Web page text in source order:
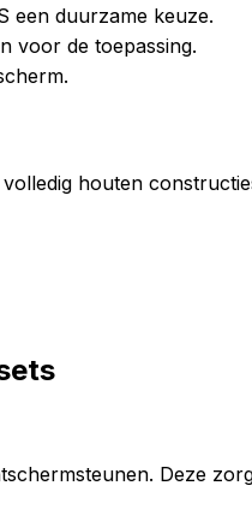
een duurzame keuze.
voor de toepassing.
houten
Deze